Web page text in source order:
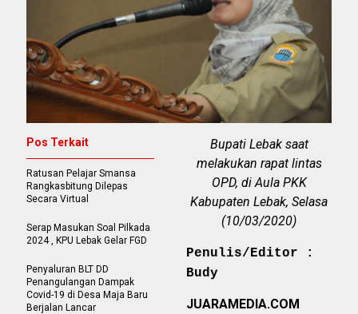
Bupati Lebak saat
melakukan rapat lintas
OPD, di Aula PKK
Kabupaten Lebak, Selasa
(10/03/2020)
Penulis/Editor :
Budy
JUARAMEDIA.COM
Pos Terkait
Ratusan Pelajar Smansa
Rangkasbitung Dilepas
Secara Virtual
Serap Masukan Soal Pilkada
2024 , KPU Lebak Gelar FGD
Penyaluran BLT DD
Penangulangan Dampak
Covid-19 di Desa Maja Baru
Berjalan Lancar